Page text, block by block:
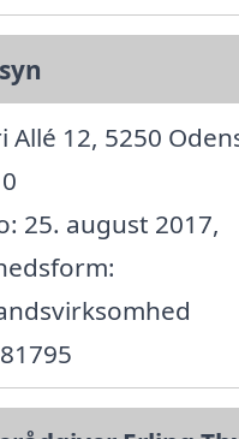
Allé 12, 5250
25. august 2017,